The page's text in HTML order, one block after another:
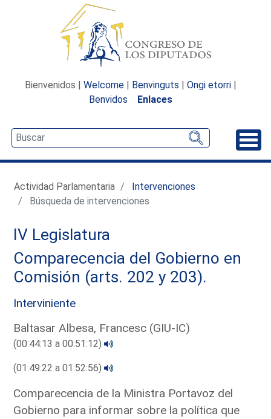
Bienvenidos | Welcome | Benvinguts | Ongi etorri |
Benvidos
Enlaces
Actividad Parlamentaria
Intervenciones
Búsqueda de intervenciones
IV Legislatura
Comparecencia del Gobierno en
Comisión (arts. 202 y 203).
Interviniente
Baltasar Albesa, Francesc (GIU-IC)
(00:44:13 a 00:51:12)
(01:49:22 a 01:52:56)
Comparecencia de la Ministra Portavoz del
Gobierno para informar sobre la política que